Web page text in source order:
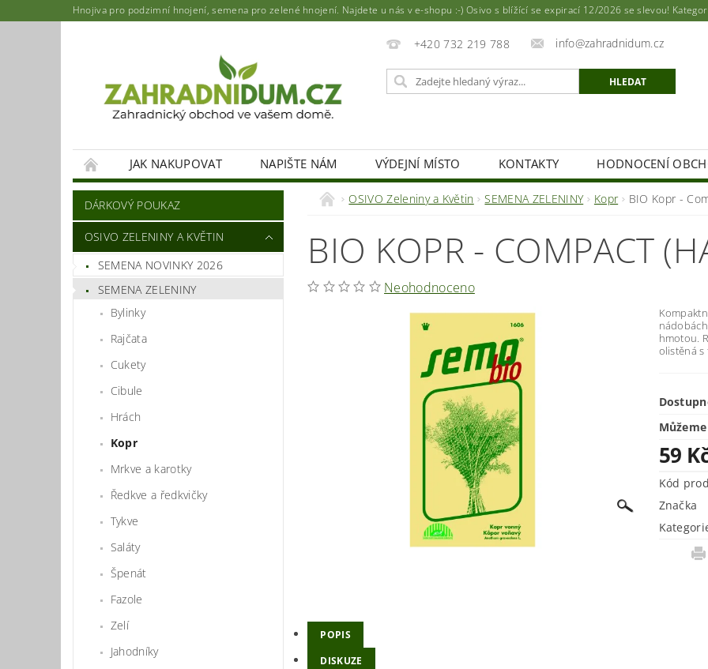
Hnojiva pro podzimní hnojení, semena pro zelené hnojení. Najdete u nás v e-shopu :-) Osivo s blížící se expirací 12/2026 se slevou! Kategorie
+420 732 219 788 info@zahradnidum.cz
JAK NAKUPOVAT NAPIŠTE NÁM VÝDEJNÍ MÍSTO KONTAKTY HODNOCENÍ
DÁRKOVÝ POUKAZ
OSIVO ZELENINY A KVĚTIN
SEMENA NOVINKY 2026
SEMENA ZELENINY
Bylinky
Rajčata
Cukety
Cibule
Hrách
Kopr
Mrkve a karotky
Ředkve a ředkvičky
Tykve
Saláty
Špenát
Fazole
Zelí
Jahodníky
OSIVO Zeleniny a Květin SEMENA ZELENINY Kopr BIO Kopr -
BIO KOPR - COMPACT
Neohodnoceno
hmotou.
olistěná s
59
Kód
Značka
POPIS
DISKUZE